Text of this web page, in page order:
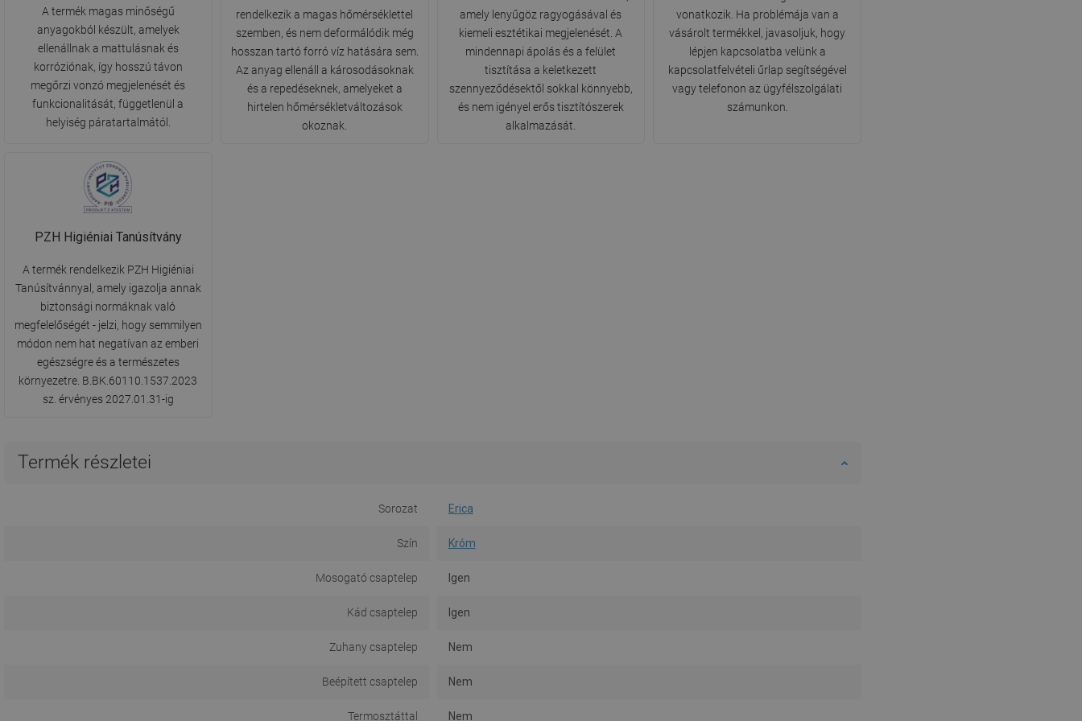
A termék magas minőségű
anyagokból készült, amelyek
ellenállnak a mattulásnak és
korróziónak, így hosszú távon
megőrzi vonzó megjelenését és
funkcionalitását, függetlenül a
helyiség páratartalmától.
rendelkezik a magas hőmérséklettel
szemben, és nem deformálódik még
hosszan tartó forró víz hatására sem.
Az anyag ellenáll a károsodásoknak
és a repedéseknek, amelyeket a
hirtelen hőmérsékletváltozások
okoznak.
amely lenyűgöz ragyogásával és
kiemeli esztétikai megjelenését. A
mindennapi ápolás és a felület
tisztítása a keletkezett
szennyeződésektől sokkal könnyebb,
és nem igényel erős tisztítószerek
alkalmazását.
vonatkozik. Ha problémája van a
vásárolt termékkel, javasoljuk, hogy
lépjen kapcsolatba velünk a
kapcsolatfelvételi űrlap segítségével
vagy telefonon az ügyfélszolgálati
számunkon.
PZH Higiéniai Tanúsítvány
A termék rendelkezik PZH Higiéniai
Tanúsítvánnyal, amely igazolja annak
biztonsági normáknak való
megfelelőségét - jelzi, hogy semmilyen
módon nem hat negatívan az emberi
egészségre és a természetes
környezetre. B.BK.60110.1537.2023
sz. érvényes 2027.01.31-ig
Termék részletei
Sorozat Erica
Szín Króm
Mosogató csaptelep Igen
Kád csaptelep Igen
Zuhany csaptelep Nem
Beépített csaptelep Nem
Termosztáttal Nem
DANISH
SWEDISH
FINNISH
PORTUGUESE